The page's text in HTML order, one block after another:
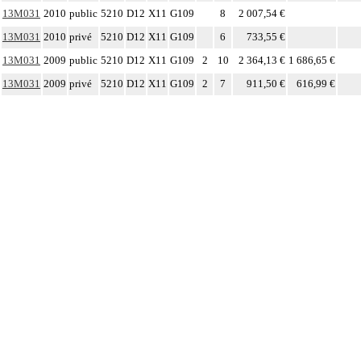
13M031 2010 public 5210 D12 X11 G109 8
2 007,54 €
13M031 2010 privé 5210 D12 X11 G109 6
733,55 €
13M031 2009 public 5210 D12 X11 G109 2 10 2 364,13 € 1 686,65 €
13M031 2009 privé 5210 D12 X11 G109 2 7 911,50 € 616,99 €